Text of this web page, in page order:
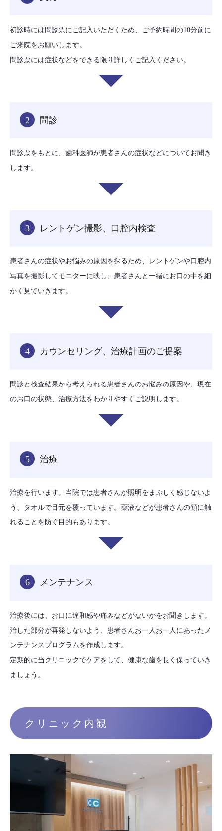
初診時には問診票にご記入いただくため、ご予約時間の10分前に
ご来院をお願いします。
問診票には症状などをできる限り詳しくご記入ください。
2 問診
問診票をもとに、歯科医師が患者さんの症状などについてお聞き
します。
3 レントゲン撮影、口腔内検査
患者さんの症状やお悩みの原因を探るため、レントゲンや口腔内
写真を撮影してモニターに映し、患者さんと一緒にお口の中を細
かく見ていきます。
4 カウンセリング、治療計画のご提案
問診と検査結果から考えられる患者さんのお悩みの原因や、現在
のお口の状態、治療方法をわかりやすくご説明します。
5 治療
治療を行います。当院では患者さんが照明をまぶしく感じないよ
う、タオルで目元を覆っています。薬液などが患者さんの顔に触
れることを防ぐ目的もあります。
6 メンテナンス
治療後には、お口に違和感や痛みなどがないかをお聞きします。
治した部分が再発しないよう、患者さんお一人お一人にあったメ
ンテナンスプログラムを作成します。
定期的に当クリニックでケアをして、健康な歯を長く保っていき
ましょう。
クリニック内観